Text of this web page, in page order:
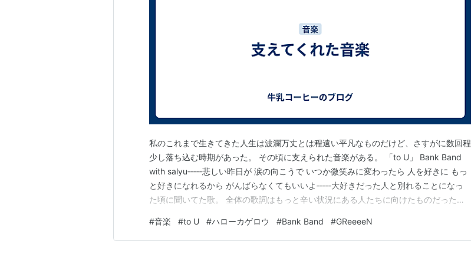
私のこれまで生きてきた人生は波瀾万丈とは程遠い平凡なものだけど、さすがに数回程
少し落ち込む時期があった。 その頃に支えられた音楽がある。 「to U」 Bank Band
with salyu‐‐‐‐‐悲しい昨日が 涙の向こうで いつか微笑みに変わったら 人を好きに もっ
と好きになれるから がんばらなくてもいいよ‐‐‐‐‐大好きだった人と別れることになっ
た頃に聞いてた歌。 全体の歌詞はもっと辛い状況にある人たちに向けたものだったけ
に、きっともう一度誰かを好きになれる日がくるって信じさせてくれた。
www.youtube…
#音楽 #to U #ハローカゲロウ #Bank Band #GReeeeN